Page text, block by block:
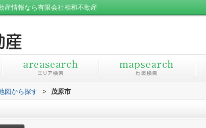
産情報なら有限会社相和不動産
図から探す > 茂原市